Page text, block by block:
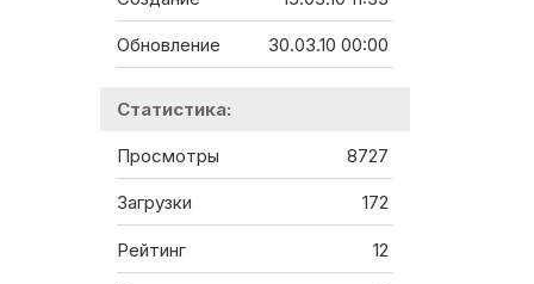
Обновление 30.03.10 00:00
Статистика:
Просмотры 8727
Загрузки 172
Рейтинг 12